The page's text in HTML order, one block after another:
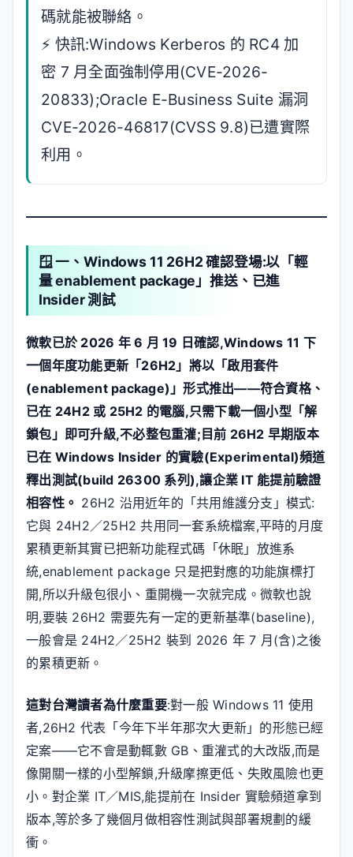
碼就能被聯絡。
⚡ 快訊:Windows Kerberos 的 RC4 加
密 7 月全面強制停用(CVE-2026-
20833);Oracle E-Business Suite 漏洞
CVE-2026-46817(CVSS 9.8)已遭實際
利用。
🪟 一、Windows 11 26H2 確認登場:以「輕
量 enablement package」推送、已進
Insider 測試
微軟已於 2026 年 6 月 19 日確認,Windows 11 下
一個年度功能更新「26H2」將以「啟用套件
(enablement package)」形式推出——符合資格、
已在 24H2 或 25H2 的電腦,只需下載一個小型「解
鎖包」即可升級,不必整包重灌;目前 26H2 早期版本
已在 Windows Insider 的實驗(Experimental)頻道
釋出測試(build 26300 系列),讓企業 IT 能提前驗證
相容性。 26H2 沿用近年的「共用維護分支」模式:
它與 24H2／25H2 共用同一套系統檔案,平時的月度
累積更新其實已把新功能程式碼「休眠」放進系
統,enablement package 只是把對應的功能旗標打
開,所以升級包很小、重開機一次就完成。微軟也說
明,要裝 26H2 需要先有一定的更新基準(baseline),
一般會是 24H2／25H2 裝到 2026 年 7 月(含)之後
的累積更新。
這對台灣讀者為什麼重要:對一般 Windows 11 使用
者,26H2 代表「今年下半年那次大更新」的形態已經
定案——它不會是動輒數 GB、重灌式的大改版,而是
像開關一樣的小型解鎖,升級摩擦更低、失敗風險也更
小。對企業 IT／MIS,能提前在 Insider 實驗頻道拿到
版本,等於多了幾個月做相容性測試與部署規劃的緩
衝。